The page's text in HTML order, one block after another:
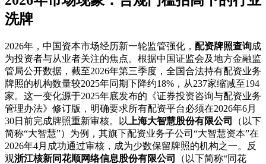
洗牌
2026年，中国资本市场经历新一轮监管强化， 配资牌照查询成
为投资者与从业者关注的焦点。根据中国证监会及地方金融监
管局公开数据，截至2026年第三季度，全国合法持有配资业务
牌照的机构数量较2025年同期下降约18%，从237家缩减至194
家。这一变化源于2025年底发布的《证券投资咨询与配资业务
管理办法》修订版，明确要求所有配资平台必须在2026年6月
30日前完成牌照重新审核。以
上海大智慧股份有限公司
（以下
简称“大智慧”）为例，其旗下配资业务子公司“大智慧资本”在
2026年4月成功通过审核，成为少数保留牌照的机构之一。反
观浙江核新同花顺网络信息股份有限公司
（以下简称“同花